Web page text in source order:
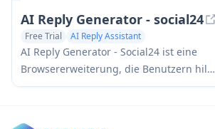
AI Reply Generator - social24
Free Trial
AI Reply Assistant
AI Social Media Assistant
AI Reply Generator - Social24 ist eine
Browsererweiterung, die Benutzern hilft,
intelligente, personalisierte KI-